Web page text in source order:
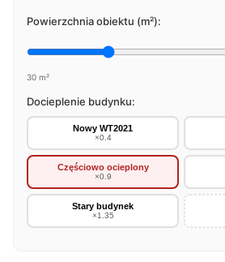
Powierzchnia obiektu (m²):
30 m²
Docieplenie budynku:
Nowy WT2021
×0.4
Częściowo ocieplony
×0.9
Stary budynek
×1.35